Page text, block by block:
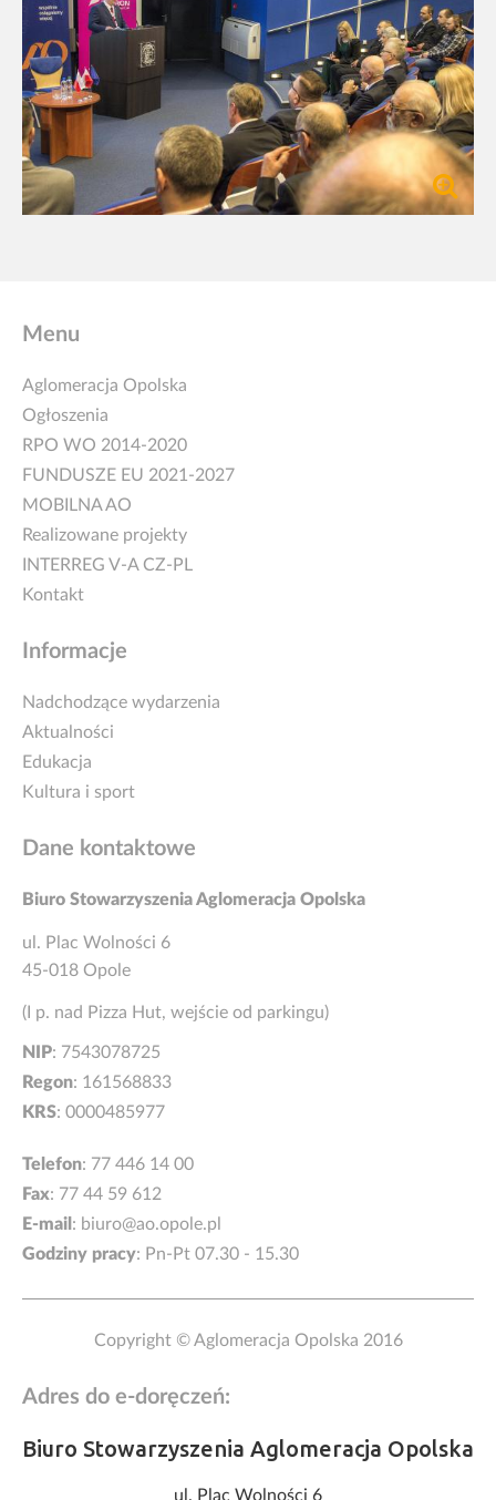
Menu
Aglomeracja Opolska
Ogłoszenia
RPO WO 2014-2020
FUNDUSZE EU 2021-2027
MOBILNA AO
Realizowane projekty
INTERREG V-A CZ-PL
Kontakt
Informacje
Nadchodzące wydarzenia
Aktualności
Edukacja
Kultura i sport
Dane kontaktowe
Biuro Stowarzyszenia Aglomeracja Opolska
ul. Plac Wolności 6
45-018 Opole
(I p. nad Pizza Hut, wejście od parkingu)
NIP: 7543078725
Regon: 161568833
KRS: 0000485977
Telefon: 77 446 14 00
Fax: 77 44 59 612
E-mail : biuro@ao.opole.pl
Godziny pracy: Pn-Pt 07.30 - 15.30
Copyright © Aglomeracja Opolska 2016
Adres do e-doręczeń:
Biuro Stowarzyszenia Aglomeracja Opolska
ul. Plac Wolności 6